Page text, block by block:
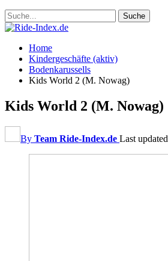
Home
Kindergeschäfte (aktiv)
Bodenkarussells
Kids World 2 (M. Nowag)
Kids World 2 (M. Nowag)
By Team Ride-Index.de Last updated